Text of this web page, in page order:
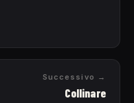
Successivo →
Collinare